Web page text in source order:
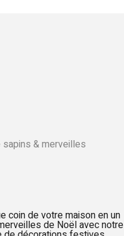
coin de votre maison en un
de Noël avec notre